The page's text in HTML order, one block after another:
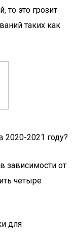
то это грозит
таких как
2020-2021 году?
зависимости от
четыре
для